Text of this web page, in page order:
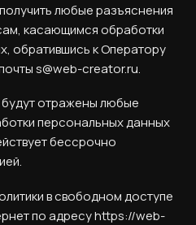
любые разъяснения
касающимся обработки
обратившись к Оператору
s@web-creator.ru.
отражены любые
персональных данных
бессрочно
в свободном доступе
по адресу https://web-